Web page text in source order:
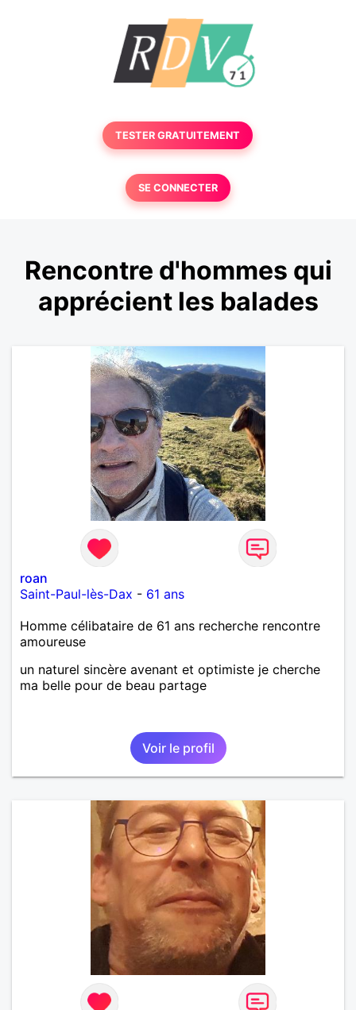
TESTER GRATUITEMENT
SE CONNECTER
Rencontre d'hommes qui
apprécient les balades
roan
Saint-Paul-lès-Dax - 61 ans
Homme célibataire de 61 ans recherche rencontre
amoureuse
un naturel sincère avenant et optimiste je cherche
ma belle pour de beau partage
Voir le profil